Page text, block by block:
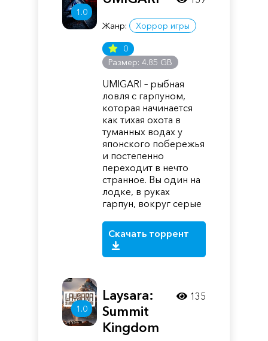
1.0
Жанр: Хоррор игры
0
Размер: 4.85 GB
UMIGARI – рыбная
ловля с гарпуном,
которая начинается
как тихая охота в
туманных водах у
японского побережья
и постепенно
переходит в нечто
странное. Вы один на
лодке, в руках
гарпун, вокруг серые
Скачать торрент
1.0
Laysara:
Summit
Kingdom
135